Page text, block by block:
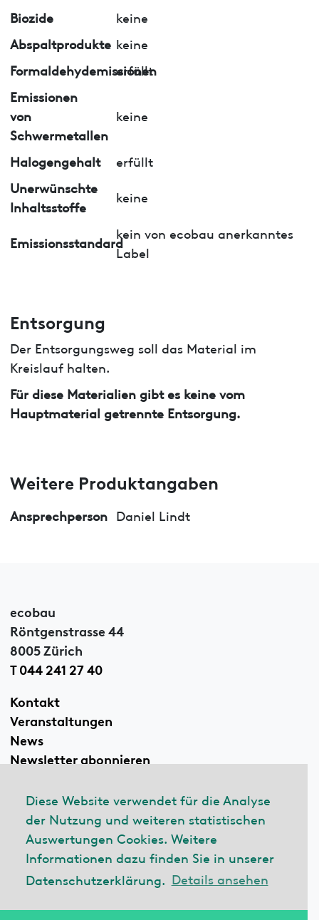
Diese Website verwendet für die Analyse
der Nutzung und weiteren statistischen
Auswertungen Cookies. Weitere
Informationen dazu finden Sie in unserer
Datenschutzerklärung. Details ansehen
Biozide
keine
Abspaltprodukte keine
Formaldehydemissionen
erfüllt
Emissionen
von
Schwermetallen
keine
Halogengehalt
erfüllt
Unerwünschte
Inhaltsstoffe
keine
Emissionsstandard
kein von ecobau anerkanntes
Label
Entsorgung
Der Entsorgungsweg soll das Material im
Kreislauf halten.
Für diese Materialien gibt es keine vom
Hauptmaterial getrennte Entsorgung.
Weitere Produktangaben
Ansprechperson Daniel Lindt
ecobau
Röntgenstrasse 44
8005 Zürich
T 044 241 27 40
Kontakt
Veranstaltungen
News
Newsletter abonnieren
Linkedin
© 2026 ecobau